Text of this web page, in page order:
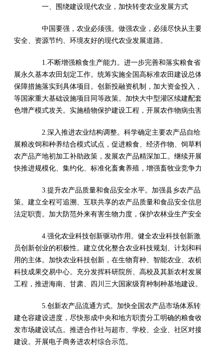
一、围绕建设现代农业，加快转变农业发展方式
中国要强，农业必须强。做强农业，必须尽快从主要
安全、资源节约、环境友好的现代农业发展道路。
1.不断增强粮食生产能力。进一步完善和落实粮食省
展永久基本农田划定工作。统筹实施全国高标准农田建设总
保障措施落实到具体项目。创新投融资机制，加大资金投入
等国家重大基础设施项目同等政策。加快大中型灌区续建配
色增产模式攻关。实施植物保护建设工程，开展农作物病虫
2.深入推进农业结构调整。科学确定主要农产品自给
展粮改饲和种养结合模式试点，促进粮食、经济作物、饲
农产品产地初加工补助政策，发展农产品精深加工。继续开
快推进规模化、集约化、标准化畜禽养殖，增强畜牧业竞争
3.提升农产品质量和食品安全水平。加强县乡农产品
策。建立全程可追溯、互联共享的农产品质量和食品安全信
法定职责。加大防范外来有害生物力度，保护农林业生产安
4.强化农业科技创新驱动作用。健全农业科技创新激
员创新创业的积极性。建立优化整合农业科技规划、计划
用的主体。加快农业科技创新，在生物育种、智能农业、
科技成果交易中心。充分发挥科研院所、高校及其新农村发
工程，推进海南、甘肃、四川三大国家级育种制种基地建设
5.创新农产品流通方式。加快全国农产品市场体系转
建仓容建设进度，尽快形成中央和地方职责分工明确的粮食
发市场建设试点。推进合作社与超市、学校、企业、社区对
建设。开展电子商务进农村综合示范。